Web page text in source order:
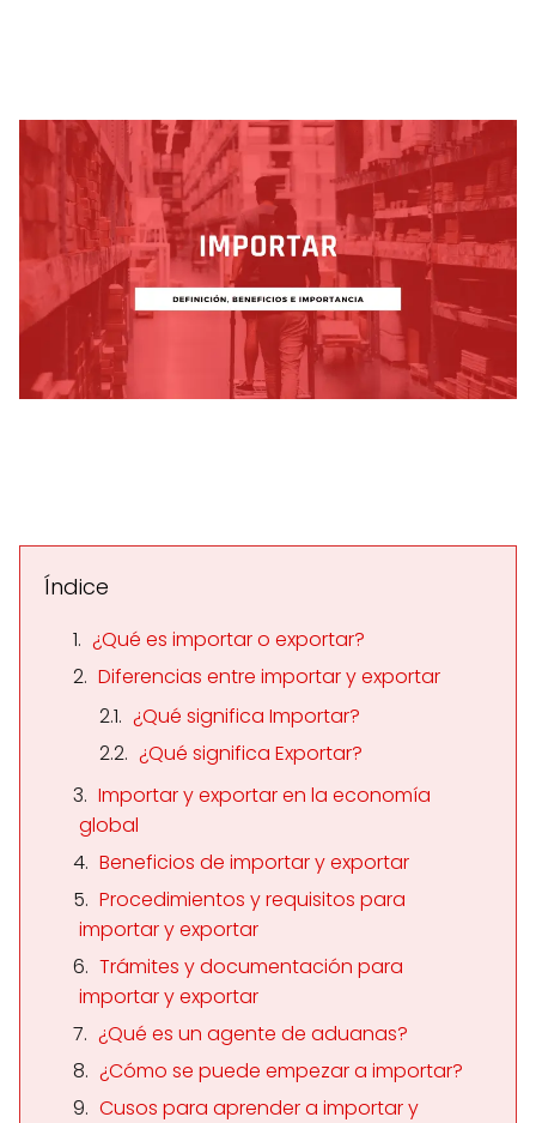
Índice
¿Qué es importar o exportar?
Diferencias entre importar y exportar
¿Qué significa Importar?
¿Qué significa Exportar?
Importar y exportar en la economía
global
Beneficios de importar y exportar
Procedimientos y requisitos para
importar y exportar
Trámites y documentación para
importar y exportar
¿Qué es un agente de aduanas?
¿Cómo se puede empezar a importar?
Cusos para aprender a importar y